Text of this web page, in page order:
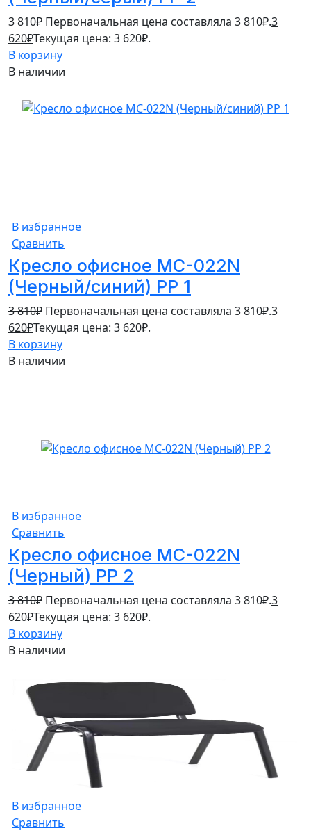
3 810₽ Первоначальная цена составляла 3 810₽.3
620₽Текущая цена: 3 620₽.
В корзину
В наличии
В избранное
Сравнить
Кресло офисное MC-022N
(Черный/синий) PP 1
3 810₽ Первоначальная цена составляла 3 810₽.3
620₽Текущая цена: 3 620₽.
В корзину
В наличии
В избранное
Сравнить
Кресло офисное MC-022N
(Черный) PP 2
3 810₽ Первоначальная цена составляла 3 810₽.3
620₽Текущая цена: 3 620₽.
В корзину
В наличии
В избранное
Сравнить